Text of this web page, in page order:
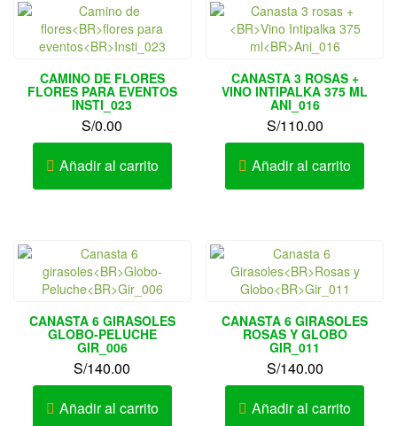
CAMINO DE FLORES
FLORES PARA EVENTOS
INSTI_023
S/0.00
Añadir al carrito
CANASTA 3 ROSAS +
VINO INTIPALKA 375 ML
ANI_016
S/110.00
Añadir al carrito
CANASTA 6 GIRASOLES
GLOBO-PELUCHE
GIR_006
S/140.00
Añadir al carrito
CANASTA 6 GIRASOLES
ROSAS Y GLOBO
GIR_011
S/140.00
Añadir al carrito